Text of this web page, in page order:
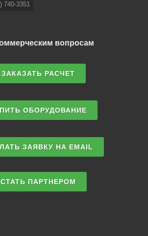
740-3351
вопросам
ЗАКАЗАТЬ РАСЧЕТ
ОБОРУДОВАНИЕ
ЗАЯВКУ НА EMAIL
СТАТЬ ПАРТНЕРОМ